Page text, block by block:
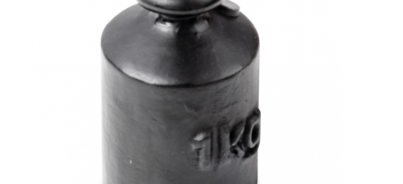
Balante preambalare
Cantare cafenea
Software pentru transfer de date